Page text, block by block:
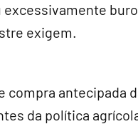
exigem.
compra antecipada
da política